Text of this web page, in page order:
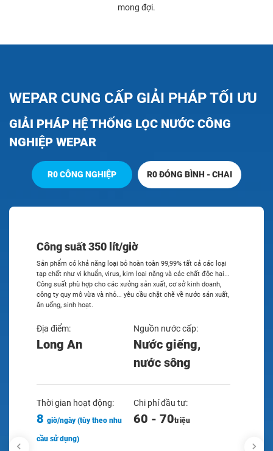
mong đợi.
WEPAR CUNG CẤP GIẢI PHÁP TỐI ƯU
GIẢI PHÁP HỆ THỐNG LỌC NƯỚC CÔNG
NGHIỆP WEPAR
R0 CÔNG NGHIỆP R0 ĐÓNG BÌNH - CHAI
Công suất 350 lít/giờ
Sản phẩm có khả năng loại bỏ hoàn toàn 99,99% tất cả các loại
tạp chất như vi khuẩn, virus, kim loại nặng và các chất độc hại...
Công suất phù hợp cho các xưởng sản xuất, cơ sở kinh doanh,
công ty quy mô vừa và nhỏ... yêu cầu chặt chẽ về nước sản xuất,
ăn uống, sinh hoạt.
Địa điểm:
Long An
Nguồn nước cấp:
Nước giếng,
nước sông
Thời gian hoạt động:
8 giờ/ngày (tùy theo nhu
cầu sử dụng)
Chi phí đầu tư:
60 - 70triệu